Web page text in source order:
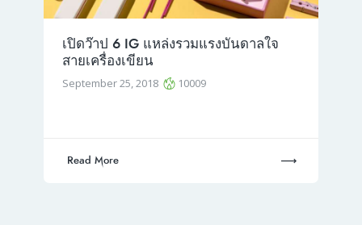
เปิดว๊าป 6 IG แหล่งรวมแรงบันดาลใจ
สายเครื่องเขียน
September 25, 2018 10009
Read More